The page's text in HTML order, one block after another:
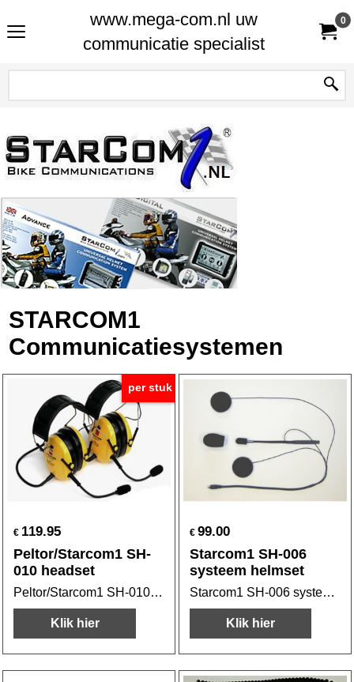
www.mega-com.nl uw
communicatie specialist
0
STARCOM1
Communicatiesystemen
per stuk
€ 119.95
Peltor/Starcom1 SH-
010 headset
Peltor/Starcom1 SH-010 headset
Klik hier
€ 99.00
Starcom1 SH-006
systeem helmset
Starcom1 SH-006 systeem helmset
Klik hier